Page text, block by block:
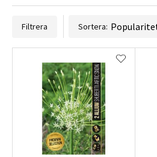
Filtrera Sortera: